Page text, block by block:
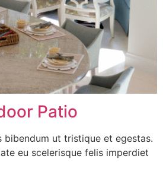
Patio
bibendum ut tristique et egestas.
eu scelerisque felis imperdiet